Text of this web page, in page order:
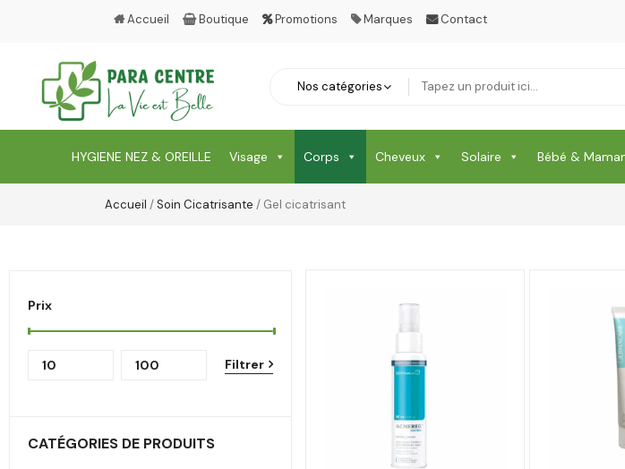
Accueil Boutique Promotions Marques Contact
HYGIENE NEZ & OREILLE Visage Corps Cheveux Solaire Bébé &
Accueil /Soin Cicatrisante / Gel cicatrisant
Prix
Filtrer
CATÉGORIES DE PRODUITS